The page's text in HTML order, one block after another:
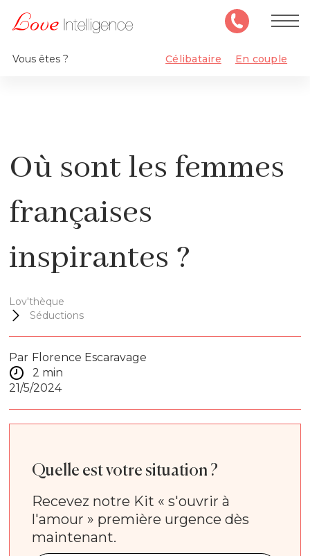
Vous êtes ? Célibataire En couple
Où sont les femmes
françaises
inspirantes ?
Lov'thèque
Séductions
Par Florence Escaravage
2 min
21/5/2024
Quelle est votre situation ?
Recevez notre Kit « s'ouvrir à
l'amour » première urgence dès
maintenant.